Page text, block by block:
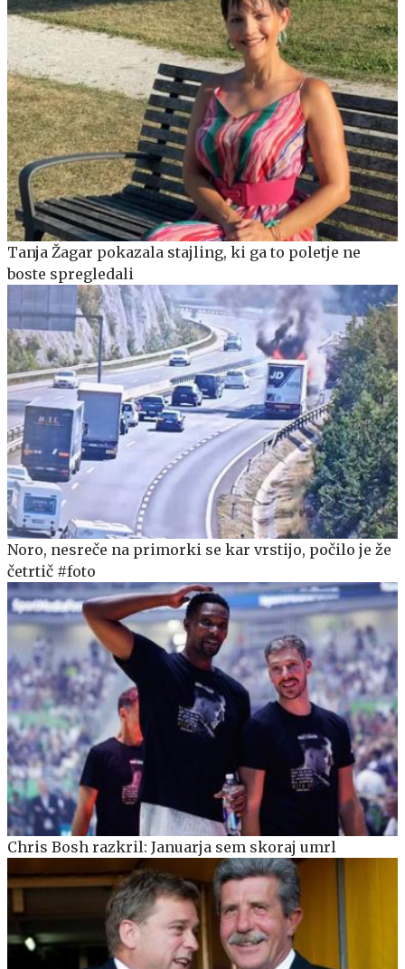
Tanja Žagar pokazala stajling, ki ga to poletje ne
boste spregledali
Noro, nesreče na primorki se kar vrstijo, počilo je že
četrtič #foto
Chris Bosh razkril: Januarja sem skoraj umrl